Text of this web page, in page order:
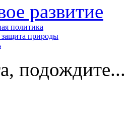
развитие
политика
природы
подождите...